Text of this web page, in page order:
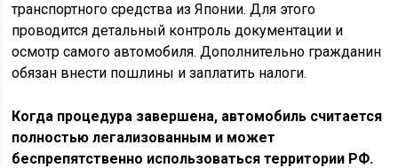
транспортного средства из Японии. Для этого
проводится детальный контроль документации и
осмотр самого автомобиля. Дополнительно гражданин
обязан внести пошлины и заплатить налоги.
Когда процедура завершена, автомобиль считается
полностью легализованным и может
беспрепятственно использоваться территории РФ.